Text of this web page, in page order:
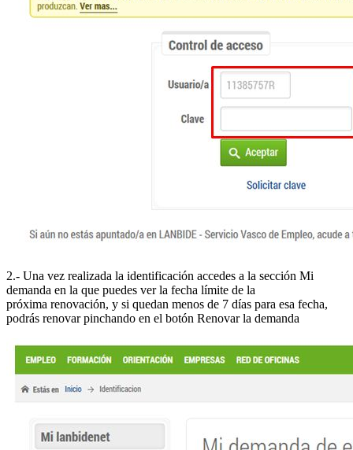
2.- Una vez realizada la identificación accedes a la sección Mi
demanda en la que puedes ver la fecha límite de la
próxima renovación, y si quedan menos de 7 días para esa fecha,
podrás renovar pinchando en el botón Renovar la demanda